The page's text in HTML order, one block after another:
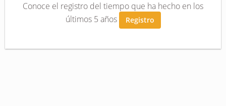
Conoce el registro del tiempo que ha hecho en los
últimos 5 años
Registro